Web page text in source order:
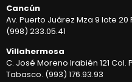
Cancún
Av. Puerto Juárez Mza 9 lote
(998) 233.05.41
Villahermosa
C. José Moreno Irabién 121
Tabasco. (993) 176.93.93